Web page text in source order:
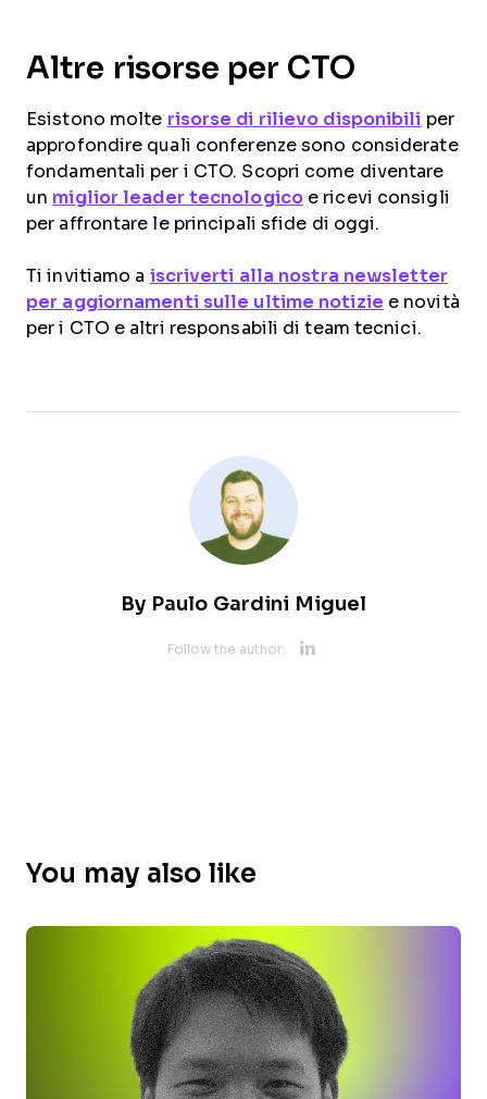
Altre risorse per CTO
Esistono molte risorse di rilievo disponibili per
approfondire quali conferenze sono considerate
fondamentali per i CTO. Scopri come diventare
un miglior leader tecnologicoe ricevi consigli
per affrontare le principali sfide di oggi.
Ti invitiamo a iscriverti alla nostra newsletter
per aggiornamenti sulle ultime notizie e novità
per i CTO e altri responsabili di team tecnici.
By Paulo Gardini Miguel
Follow the author:
You may also like